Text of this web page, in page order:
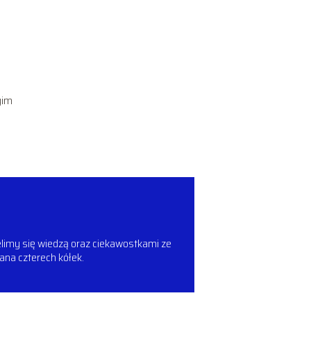
się wiedzą oraz ciekawostkami ze
czterech kółek.